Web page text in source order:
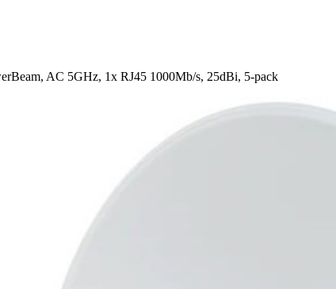
AC 5GHz, 1x RJ45 1000Mb/s, 25dBi, 5-pack